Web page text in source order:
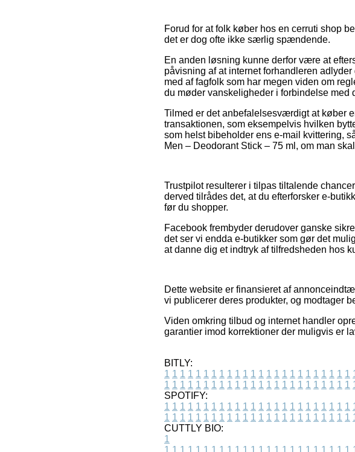
Forud for at folk køber hos en cerruti shop
det er dog ofte ikke særlig spændende.
En anden løsning kunne derfor være at
påvisning af at internet forhandleren
med af fagfolk som har megen viden om
du møder vanskeligheder i forbindelse med
Tilmed er det anbefalelsesværdigt at køber
transaktionen, som eksempelvis hvilken
som helst bibeholder ens e-mail kvittering,
Men – Deodorant Stick – 75 ml, om man
Trustpilot resulterer i tilpas tiltalende
derved tilrådes det, at du efterforsker e-
før du shopper.
Facebook frembyder derudover ganske
det ser vi endda e-butikker som gør det
at danne dig et indtryk af tilfredsheden hos
Dette website er finansieret af
vi publicerer deres produkter, og modtager
Viden omkring tilbud og internet handler
garantier imod korrektioner der muligvis er
BITLY:
1 1 1 1 1 1 1 1 1 1 1 1 1 1 1 1 1 1 1 1 1 1 1 1
1 1 1 1 1 1 1 1 1 1 1 1 1 1 1 1 1 1 1 1 1 1 1 1
SPOTIFY:
1 1 1 1 1 1 1 1 1 1 1 1 1 1 1 1 1 1 1 1 1 1 1 1
1 1 1 1 1 1 1 1 1 1 1 1 1 1 1 1 1 1 1 1 1 1 1 1
CUTTLY BIO:
1